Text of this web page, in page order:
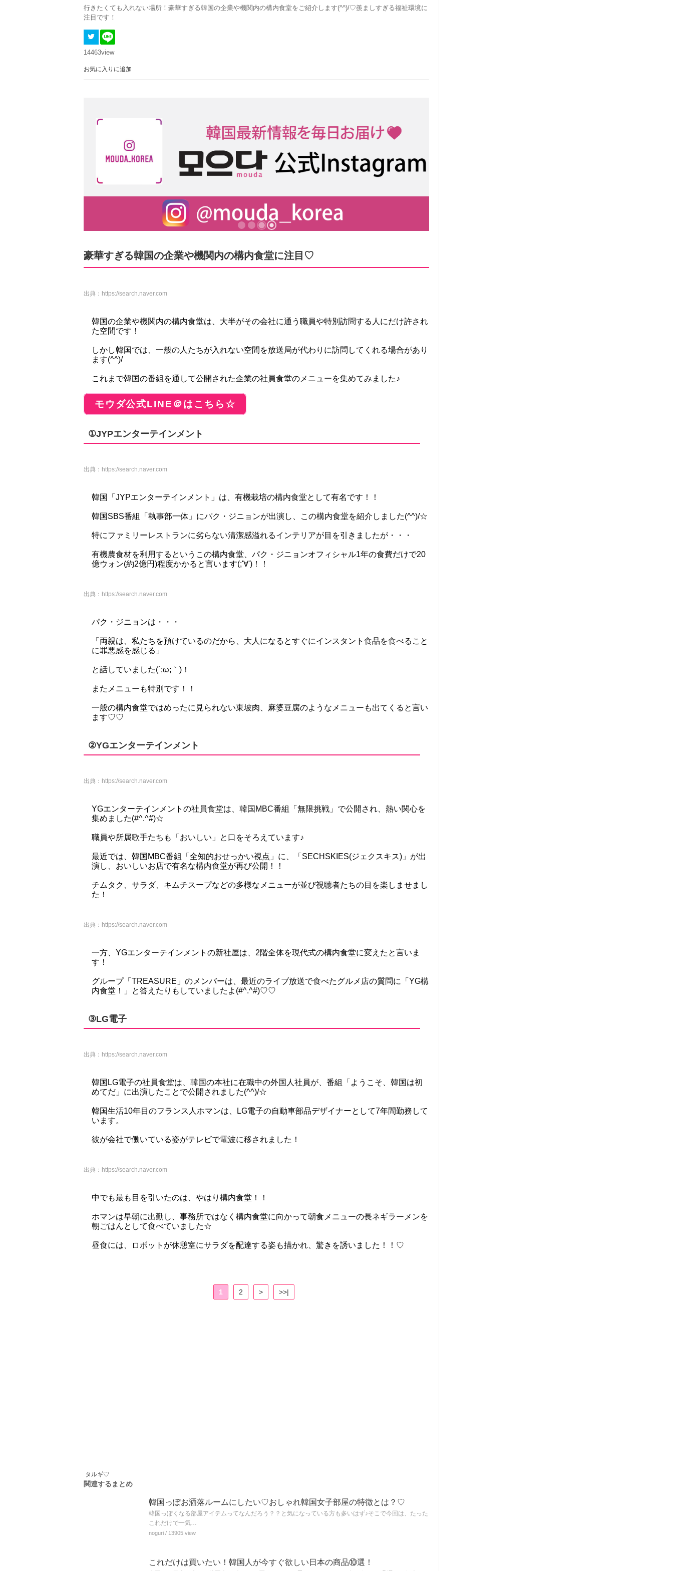
行きたくても入れない場所！豪華すぎる韓国の企業や機関内の構内食堂をご紹介します(^^)/♡羨ましすぎる福祉環境に
注目です！
14463view
お気に入りに追加
豪華すぎる韓国の企業や機関内の構内食堂に注目♡
出典： https://search.naver.com
韓国の企業や機関内の構内食堂は、大半がその会社に通う職員や特別訪問する人にだけ許され
た空間です！
しかし韓国では、一般の人たちが入れない空間を放送局が代わりに訪問してくれる場合があり
ます(^^)/
これまで韓国の番組を通して公開された企業の社員食堂のメニューを集めてみました♪
モウダ公式LINE＠はこちら☆
①JYPエンターテインメント
出典： https://search.naver.com
韓国「JYPエンターテインメント」は、有機栽培の構内食堂として有名です！！
韓国SBS番組「執事部一体」にパク・ジニョンが出演し、この構内食堂を紹介しました(^^)/☆
特にファミリーレストランに劣らない清潔感溢れるインテリアが目を引きましたが・・・
有機農食材を利用するというこの構内食堂、パク・ジニョンオフィシャル1年の食費だけで20
億ウォン(約2億円)程度かかると言います(;'∀')！！
出典： https://search.naver.com
パク・ジニョンは・・・
「両親は、私たちを預けているのだから、大人になるとすぐにインスタント食品を食べること
に罪悪感を感じる」
と話していました(´;ω;｀)！
またメニューも特別です！！
一般の構内食堂ではめったに見られない東坡肉、麻婆豆腐のようなメニューも出てくると言い
ます♡♡
②YGエンターテインメント
出典： https://search.naver.com
YGエンターテインメントの社員食堂は、韓国MBC番組「無限挑戦」で公開され、熱い関心を
集めました(#^.^#)☆
職員や所属歌手たちも「おいしい」と口をそろえています♪
最近では、韓国MBC番組「全知的おせっかい視点」に、「SECHSKIES(ジェクスキス)」が出
演し、おいしいお店で有名な構内食堂が再び公開！！
チムタク、サラダ、キムチスープなどの多様なメニューが並び視聴者たちの目を楽しませまし
た！
出典： https://search.naver.com
一方、YGエンターテインメントの新社屋は、2階全体を現代式の構内食堂に変えたと言いま
す！
グループ「TREASURE」のメンバーは、最近のライブ放送で食べたグルメ店の質問に「YG構
内食堂！」と答えたりもしていましたよ(#^.^#)♡♡
③LG電子
出典： https://search.naver.com
韓国LG電子の社員食堂は、韓国の本社に在職中の外国人社員が、番組「ようこそ、韓国は初
めてだ」に出演したことで公開されました(^^)/☆
韓国生活10年目のフランス人ホマンは、LG電子の自動車部品デザイナーとして7年間勤務して
います。
彼が会社で働いている姿がテレビで電波に移されました！
出典： https://search.naver.com
中でも最も目を引いたのは、やはり構内食堂！！
ホマンは早朝に出勤し、事務所ではなく構内食堂に向かって朝食メニューの長ネギラーメンを
朝ごはんとして食べていました☆
昼食には、ロボットが休憩室にサラダを配達する姿も描かれ、驚きを誘いました！！♡
1 2 > >>|
タルギ♡
関連するまとめ
韓国っぽお洒落ルームにしたい♡おしゃれ韓国女子部屋の特徴とは？♡
韓国っぽくなる部屋アイテムってなんだろう？？と気になっている方も多いはず♪そこで今回は、たった
これだけで一気…
noguri / 13905 view
これだけは買いたい！韓国人が今すぐ欲しい日本の商品⑩選！